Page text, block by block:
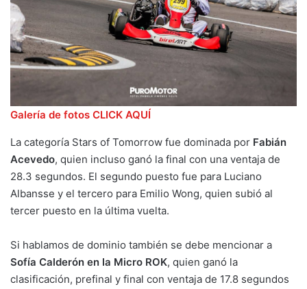
Galería de fotos CLICK AQUÍ
La categoría Stars of Tomorrow fue dominada por Fabián
Acevedo, quien incluso ganó la final con una ventaja de
28.3 segundos. El segundo puesto fue para Luciano
Albansse y el tercero para Emilio Wong, quien subió al
tercer puesto en la última vuelta.
Si hablamos de dominio también se debe mencionar a
Sofía Calderón en la Micro ROK, quien ganó la
clasificación, prefinal y final con ventaja de 17.8 segundos